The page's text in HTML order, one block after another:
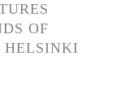
OF
HELSINKI